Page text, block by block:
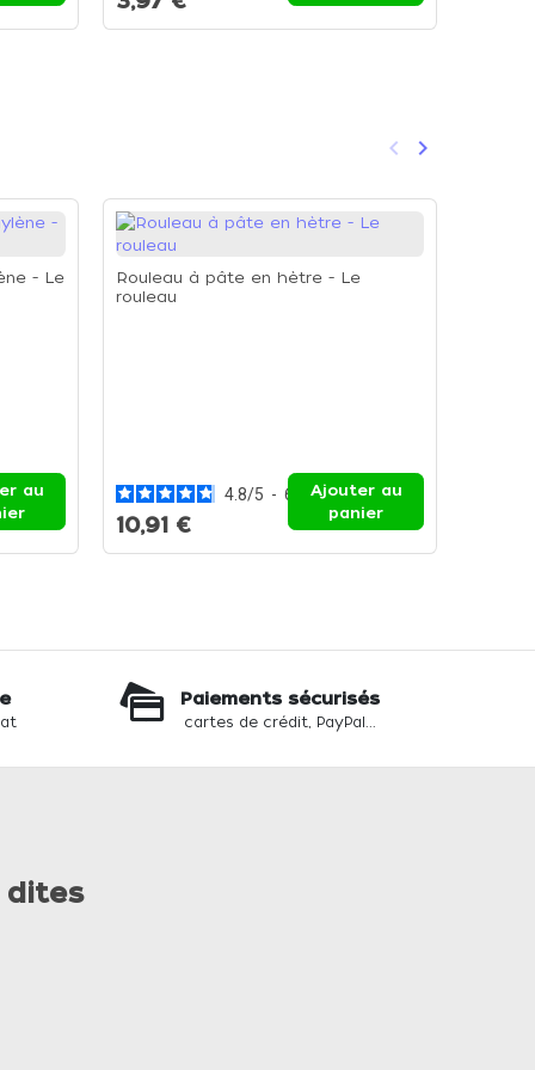
Précédent
keyboard_arrow_left Suivant
keyboard_arrow_right
- Le
au
Rouleau à pâte en hètre - Le
rouleau
4.8/5 - 6 avis
10,91 €
Ajouter au
panier
Paiements sécurisés
cartes de crédit, PayPal...
dites